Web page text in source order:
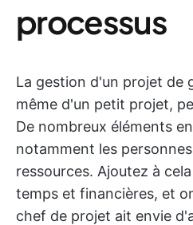
processus
La gestion d'un projet de
même d'un petit projet,
De nombreux éléments
notamment les
ressources. Ajoutez à
temps et financières, et
chef de projet ait envie